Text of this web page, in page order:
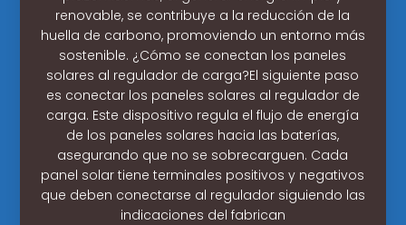
renovable, se contribuye a la reducción de la
huella de carbono, promoviendo un entorno más
sostenible. ¿Cómo se conectan los paneles
solares al regulador de carga?El siguiente paso
es conectar los paneles solares al regulador de
carga. Este dispositivo regula el flujo de energía
de los paneles solares hacia las baterías,
asegurando que no se sobrecarguen. Cada
panel solar tiene terminales positivos y negativos
que deben conectarse al regulador siguiendo las
indicaciones del fabrican